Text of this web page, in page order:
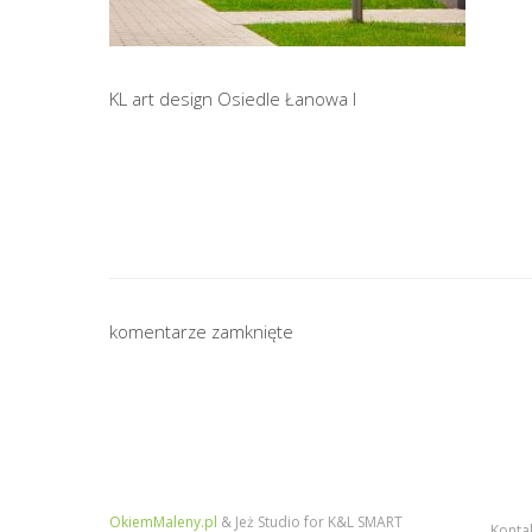
KL art design Osiedle Łanowa I
komentarze zamknięte
OkiemMaleny.pl & Jeż Studio for K&L SMART